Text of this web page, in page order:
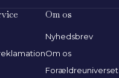
Om os
Nyhedsbrev
Om os
Forældreuniverset